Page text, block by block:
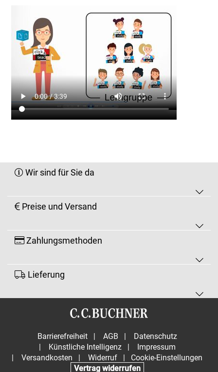
Wir sind für Sie da
Preise und Versand
Zahlungsmethoden
Lieferung
Barrierefreiheit | AGB |
Datenschutz
|
Künstliche Intelligenz |
Impressum
|
Versandkosten | Widerruf |
Cookie-Einstellungen
Vertrag widerrufen